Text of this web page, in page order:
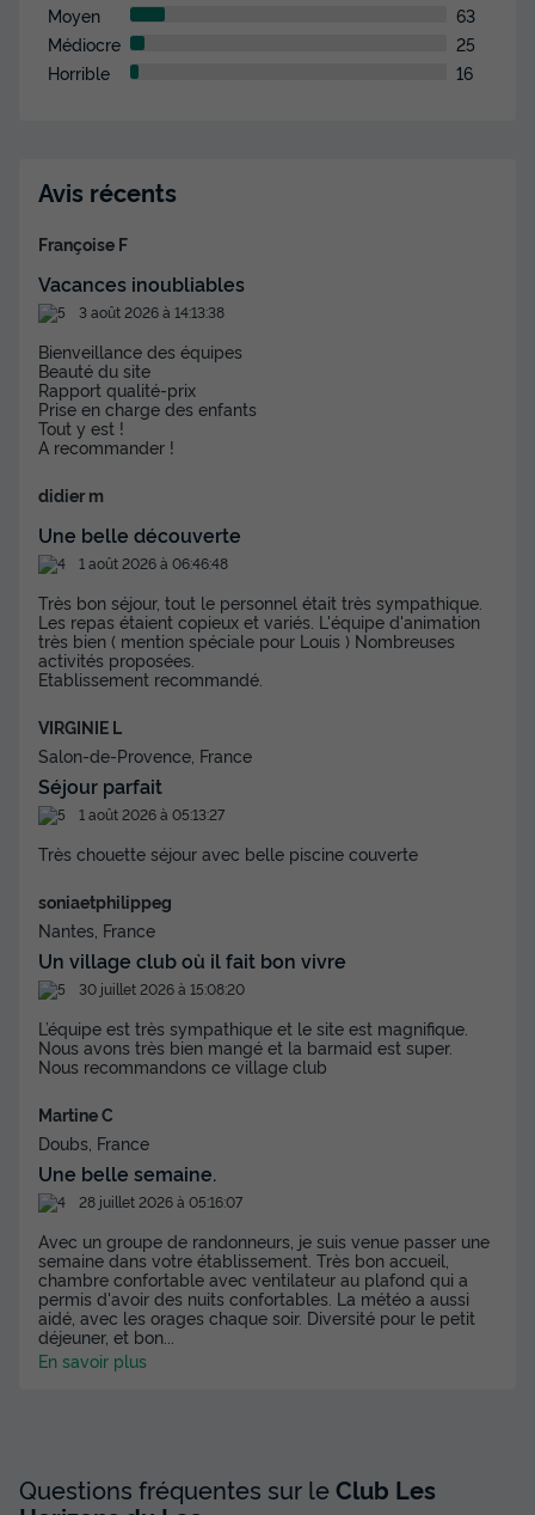
Moyen
63
Médiocre
25
Horrible
16
Avis récents
Françoise F
Vacances inoubliables
3 août 2026 à 14:13:38
Bienveillance des équipes
Beauté du site
Rapport qualité-prix
Prise en charge des enfants
Tout y est !
A recommander !
didier m
Une belle découverte
1 août 2026 à 06:46:48
Très bon séjour, tout le personnel était très sympathique.
Les repas étaient copieux et variés. L'équipe d'animation
très bien ( mention spéciale pour Louis ) Nombreuses
activités proposées.
Etablissement recommandé.
VIRGINIE L
Salon-de-Provence, France
Séjour parfait
1 août 2026 à 05:13:27
Très chouette séjour avec belle piscine couverte
soniaetphilippeg
Nantes, France
Un village club où il fait bon vivre
30 juillet 2026 à 15:08:20
L’équipe est très sympathique et le site est magnifique.
Nous avons très bien mangé et la barmaid est super.
Nous recommandons ce village club
Martine C
Doubs, France
Une belle semaine.
28 juillet 2026 à 05:16:07
Avec un groupe de randonneurs, je suis venue passer une
semaine dans votre établissement. Très bon accueil,
chambre confortable avec ventilateur au plafond qui a
permis d'avoir des nuits confortables. La météo a aussi
aidé, avec les orages chaque soir. Diversité pour le petit
déjeuner, et bon
En savoir plus
Questions fréquentes sur leClub Les